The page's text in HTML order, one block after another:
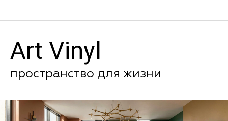
Art Vinyl
пространство для жизни